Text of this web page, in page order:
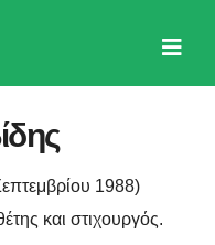
1988)
και στιχουργός.